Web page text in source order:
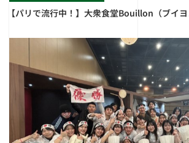
【パリで流行中！】大衆食堂Bouillon（ブイ